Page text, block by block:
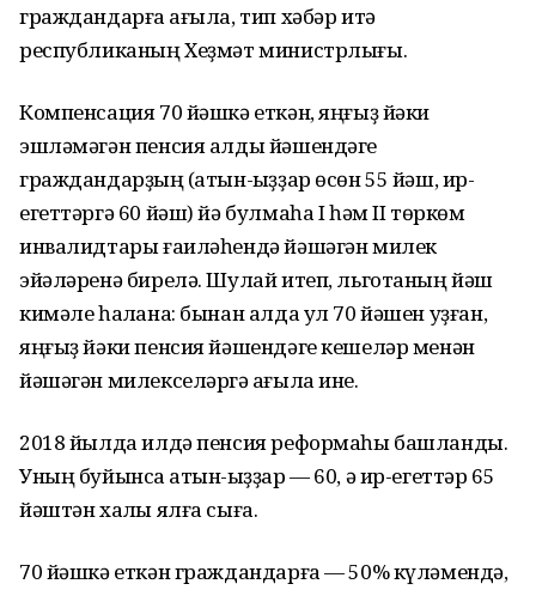
граждандарға ҡағыла, тип хәбәр итә
республиканың Хеҙмәт министрлығы.
Компенсация 70 йәшкә еткән, яңғыҙ йәки
эшләмәгән пенсия алды йәшендәге
граждандарҙың (ҡатын-ҡыҙҙар өсөн 55 йәш, ир-
егеттәргә 60 йәш) йә булмаһа I һәм II төркөм
инвалидтары ғаиләһендә йәшәгән милек
эйәләренә бирелә. Шулай итеп, льготаның йәш
кимәле һаҡлана: бынан алда ул 70 йәшен уҙған,
яңғыҙ йәки пенсия йәшендәге кешеләр менән
йәшәгән милекселәргә ҡағыла ине.
2018 йылда илдә пенсия реформаһы башланды.
Уның буйынса ҡатын-ҡыҙҙар — 60, ә ир-егеттәр 65
йәштән хаҡлы ялға сыға.
70 йәшкә еткән граждандарға — 50% күләмендә,